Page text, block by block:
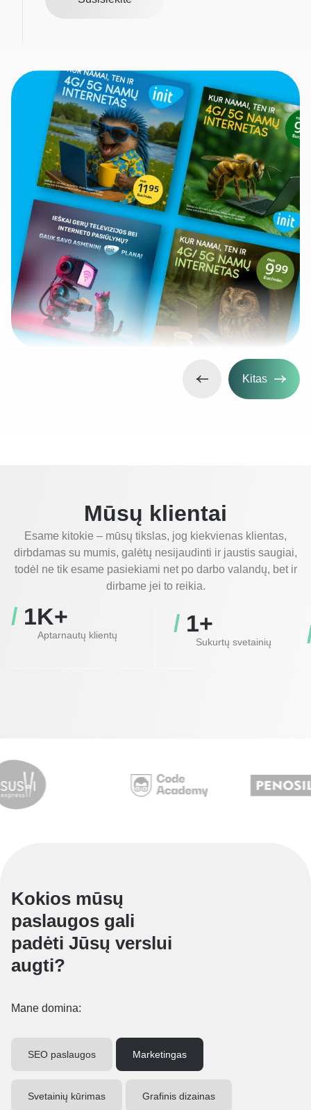
Kitas
Mūsų klientai
Esame kitokie – mūsų tikslas, jog kiekvienas klientas,
dirbdamas su mumis, galėtų nesijaudinti ir jaustis saugiai,
todėl ne tik esame pasiekiami net po darbo valandų, bet ir
dirbame jei to reikia.
Aptarnautų klientų
/ 1K+
Sukurtų svetainių
/ 1+
Kokios mūsų
paslaugos gali
padėti Jūsų verslui
augti?
Mane domina:
SEO paslaugos Marketingas
Svetainių kūrimas Grafinis dizainas